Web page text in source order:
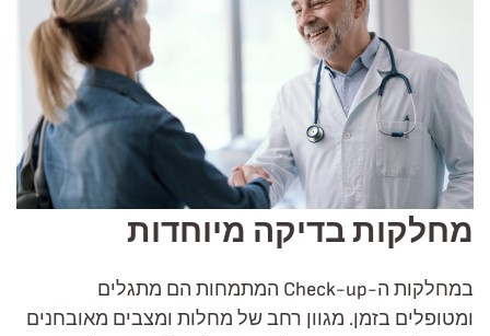
מחלקות בדיקה מיוחדות
במחלקות ה-Check-up המתמחות הם מתגלים
ומטופלים בזמן. מגוון רחב של מחלות ומצבים מאובחנים